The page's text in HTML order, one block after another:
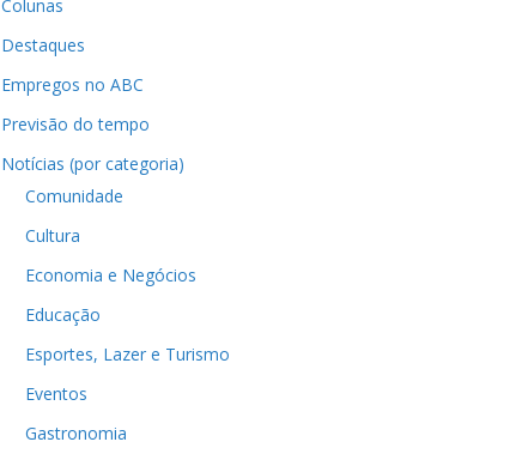
Colunas
Destaques
Empregos no ABC
Previsão do tempo
Notícias (por categoria)
Comunidade
Cultura
Economia e Negócios
Educação
Esportes, Lazer e Turismo
Eventos
Gastronomia